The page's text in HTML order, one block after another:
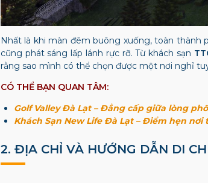
Nhất là khi màn đêm buông xuống, toàn
cũng phát sáng lấp lánh rực rỡ. Từ khách sạn
rằng sao mình có thể chọn được một nơi nghỉ
CÓ THỂ BẠN QUAN TÂM:
Golf Valley Đà Lạt – Đẳng cấp giữa lòng
Khách Sạn New Life Đà Lạt – Điểm hẹn
2. ĐỊA CHỈ VÀ HƯỚNG DẪN DI